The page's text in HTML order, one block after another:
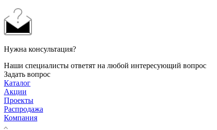
Нужна консультация?
Наши специалисты ответят на любой интересующий вопрос
Задать вопрос
Каталог
Акции
Проекты
Распродажа
Компания